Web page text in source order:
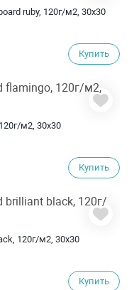
ruby, 120г/м2, 30х30
Купить
м2, 30х30
Купить
120г/м2, 30х30
Купить